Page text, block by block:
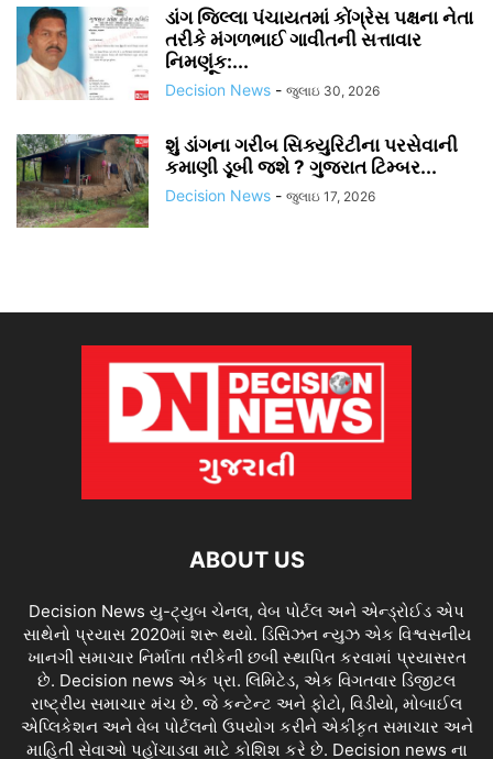
ડાંગ જિલ્લા પંચાયતમાં કોંગ્રેસ પક્ષના નેતા
તરીકે મંગળભાઈ ગાવીતની સત્તાવાર
નિમણૂંક:...
Decision News - જુલાઇ 30, 2026
શું ડાંગના ગરીબ સિક્યુરિટીના પરસેવાની
કમાણી ડૂબી જશે ? ગુજરાત ટિમ્બર...
Decision News - જુલાઇ 17, 2026
ABOUT US
Decision News યુ-ટ્યુબ ચેનલ, વેબ પોર્ટલ અને એન્ડ્રોઈડ એપ
સાથેનો પ્રયાસ 2020માં શરૂ થયો. ડિસિઝન ન્યુઝ એક વિશ્વસનીય
ખાનગી સમાચાર નિર્માતા તરીકેની છબી સ્થાપિત કરવામાં પ્રયાસરત
છે. Decision news એક પ્રા. લિમિટેડ, એક વિગતવાર ડિજીટલ
રાષ્ટ્રીય સમાચાર મંચ છે. જે કન્ટેન્ટ અને ફોટો, વિડીયો, મોબાઈલ
એપ્લિકેશન અને વેબ પોર્ટલનો ઉપયોગ કરીને એકીકૃત સમાચાર અને
માહિતી સેવાઓ પહોંચાડવા માટે કોશિશ કરે છે. Decision news ના